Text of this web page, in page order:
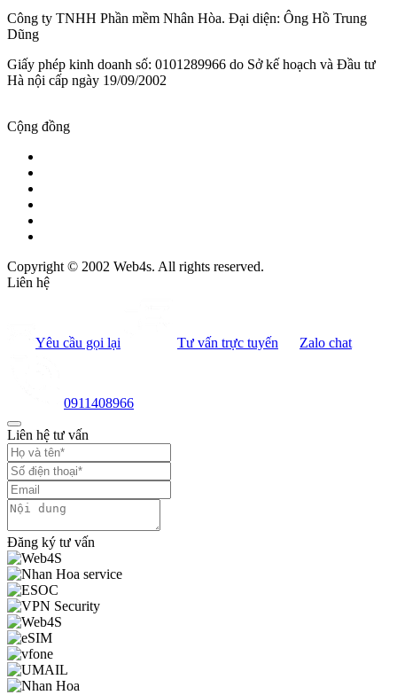
Công ty TNHH Phần mềm Nhân Hòa. Đại diện: Ông Hồ Trung
Dũng
Giấy phép kinh doanh số: 0101289966 do Sở kế hoạch và Đầu tư
Hà nội cấp ngày 19/09/2002
Cộng đồng
Copyright © 2002 Web4s. All rights reserved.
Liên hệ
Yêu cầu gọi lại Tư vấn trực tuyến Zalo chat
0911408966
Liên hệ tư vấn
Đăng ký tư vấn